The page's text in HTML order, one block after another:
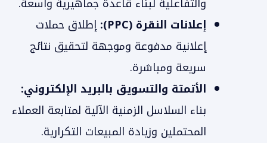
إعلانات النقرة (PPC):
إطلاق حملات
إعلانية مدفوعة وموجهة لتحقيق نتائج
سريعة ومباشرة.
الأتمتة والتسويق بالبريد الإلكتروني:
بناء السلاسل الزمنية الآلية لمتابعة العملاء
المحتملين وزيادة المبيعات التكرارية.